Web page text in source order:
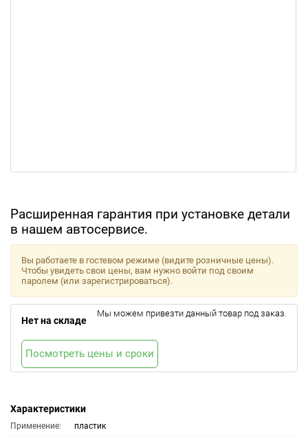
Расширенная гарантия при установке детали
в нашем автосервисе.
Характеристики
Применение:
пластик
Вы работаете в гостевом режиме (видите розничные цены).
Чтобы увидеть свои цены, вам нужно войти под своим
паролем (или зарегистрироваться).
Нет на складе
Мы можем привезти данный товар под заказ.
Посмотреть цены и сроки